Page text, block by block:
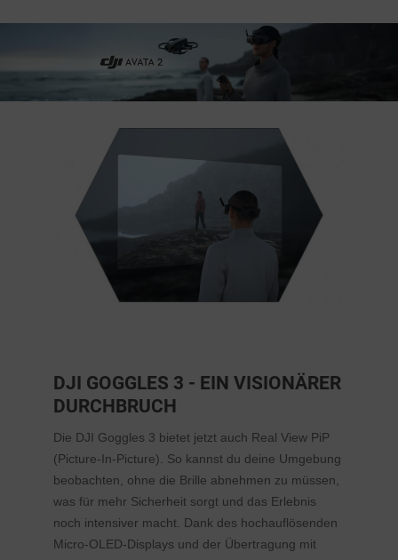
DJI GOGGLES 3 - EIN VISIONÄRER
DURCHBRUCH
Die DJI Goggles 3 bietet jetzt auch Real View PiP
(Picture-In-Picture). So kannst du deine Umgebung
beobachten, ohne die Brille abnehmen zu müssen,
was für mehr Sicherheit sorgt und das Erlebnis
noch intensiver macht. Dank des hochauflösenden
Micro-OLED-Displays und der Übertragung mit